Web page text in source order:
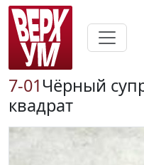
7-01Чёрный
квадрат